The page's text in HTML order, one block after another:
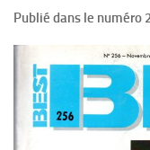
Publié dans le numéro